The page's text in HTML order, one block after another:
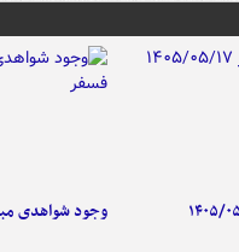
وجود شواهدی